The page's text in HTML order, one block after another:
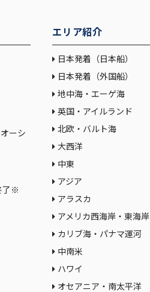
了※
エリア紹介
日本発着（日本船）
日本発着（外国船）
地中海・エーゲ海
英国・アイルランド
北欧・バルト海
大西洋
中東
アジア
アラスカ
アメリカ西海岸・東海岸
カリブ海・パナマ運河
中南米
ハワイ
オセアニア・南太平洋